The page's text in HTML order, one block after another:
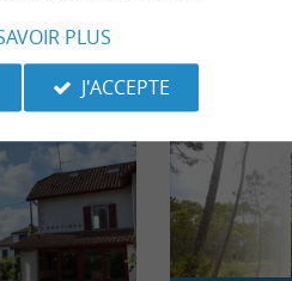
POUR VOUS
PLUS
J'ACCEPTE